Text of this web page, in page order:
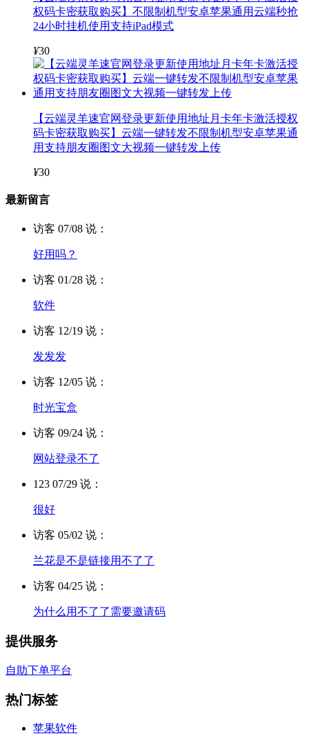
权码卡密获取购买】不限制机型安卓苹果通用云端秒抢
24小时挂机使用支持iPad模式
¥30
【云端灵羊速官网登录更新使用地址月卡年卡激活授权
码卡密获取购买】云端一键转发不限制机型安卓苹果通
用支持朋友圈图文大视频一键转发上传
¥30
最新留言
访客 07/08 说：
好用吗？
访客 01/28 说：
软件
访客 12/19 说：
发发发
访客 12/05 说：
时光宝盒
访客 09/24 说：
网站登录不了
123 07/29 说：
很好
访客 05/02 说：
兰花是不是链接用不了了
访客 04/25 说：
为什么用不了了需要邀请码
提供服务
自助下单平台
热门标签
苹果软件